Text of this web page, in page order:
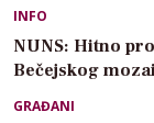
INFO
NUNS: Hitno
Bečejskog
GRAĐANI